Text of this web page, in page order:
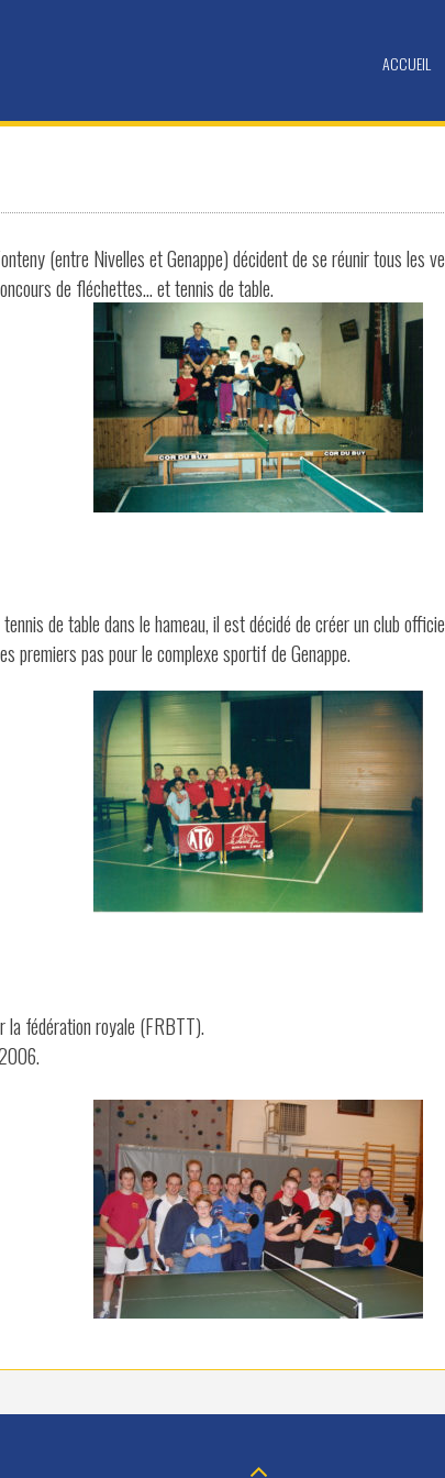
ACCUEIL
(entre Nivelles et Genappe) décident de se réunir tous les
de fléchettes… et tennis de table.
de table dans le hameau, il est décidé de créer un club
premiers pas pour le complexe sportif de Genappe.
fédération royale (FRBTT).